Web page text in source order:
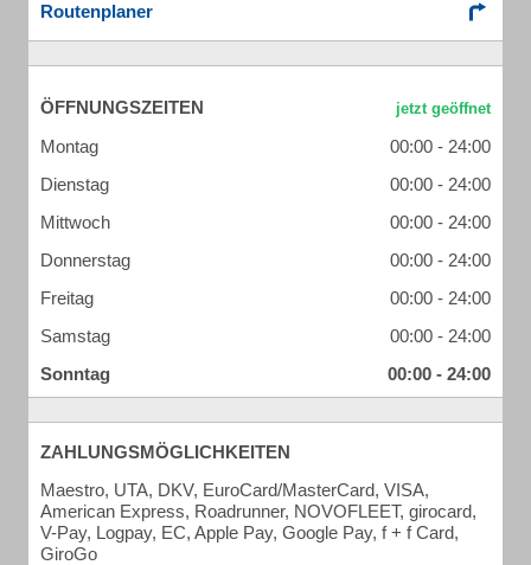
Routenplaner
ÖFFNUNGSZEITEN
Montag
00:00 - 24:00
Dienstag
00:00 - 24:00
Mittwoch
00:00 - 24:00
Donnerstag
00:00 - 24:00
Freitag
00:00 - 24:00
Samstag
00:00 - 24:00
Sonntag
00:00 - 24:00
ZAHLUNGSMÖGLICHKEITEN
Maestro, UTA, DKV, EuroCard/MasterCard, VISA,
American Express, Roadrunner, NOVOFLEET, girocard,
V-Pay, Logpay, EC, Apple Pay, Google Pay, f + f Card,
GiroGo